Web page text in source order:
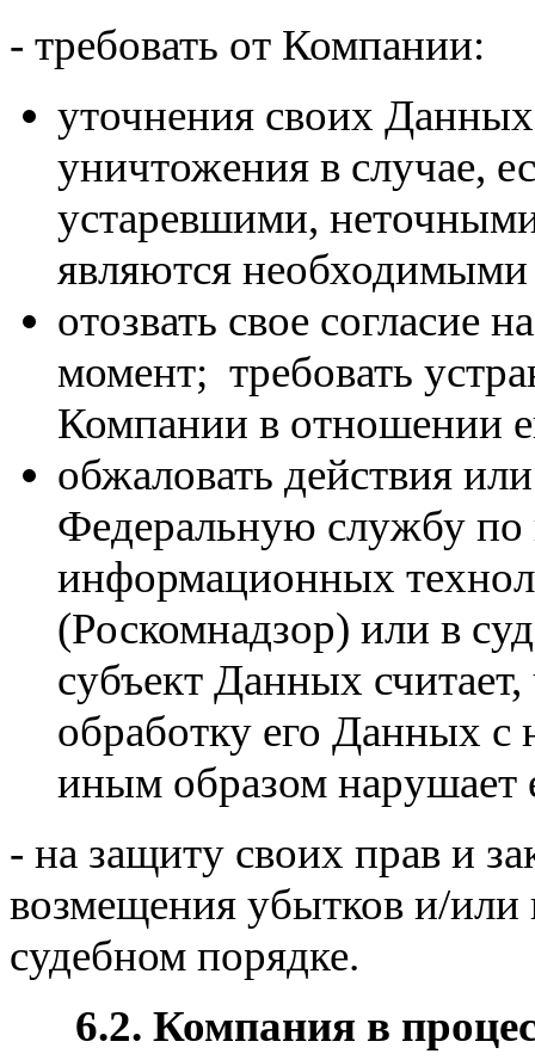
- требовать от Компании:
уточнения своих
уничтожения в случае,
устаревшими,
являются необходимыми
отозвать свое согласие
момент; ­ требовать
Компании в отношении
обжаловать действия
Федеральную службу по
информационных
(Роскомнадзор) или в
субъект Данных
обработку его Данных с
иным образом нарушает
- на защиту своих прав и
возмещения убытков и/или
судебном порядке.
6.2. Компания в